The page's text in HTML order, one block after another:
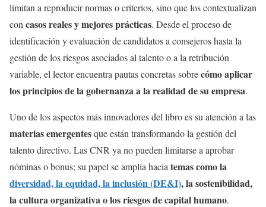
limitan a reproducir normas o criterios, sino que los contextualizan
con casos reales y mejores prácticas. Desde el proceso de
identificación y evaluación de candidatos a consejeros hasta la
gestión de los riesgos asociados al talento o a la retribución
variable, el lector encuentra pautas concretas sobrecómo aplicar
los principios de la gobernanza a la realidad de su empresa.
Uno de los aspectos más innovadores del libro es su atención a las
materias emergentesque están transformando la gestión del
talento directivo. Las CNR ya no pueden limitarse a aprobar
nóminas o bonus; su papel se amplía hacia temas como la
diversidad, la equidad, la inclusión (DE&I), la sostenibilidad,
la cultura organizativa o los riesgos de capital humano.